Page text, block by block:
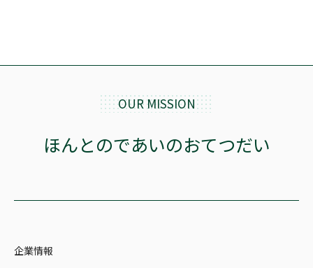
OUR MISSION
ほんとのであいのおてつだい
企業情報